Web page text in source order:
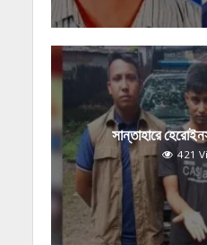
সান্তাহারে
421